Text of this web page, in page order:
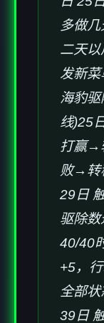
多做
二天
发新菜
海豹
线)25
打赢→
败→转
29日
驱除
40/40
+5，
全部
39日